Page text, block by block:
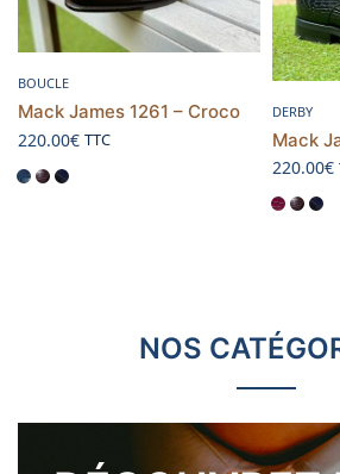
Choix des options
BOUCLE
Mack James 1261 – Croco
220.00€ TTC
DERBY
Mack
220.00€
NOS